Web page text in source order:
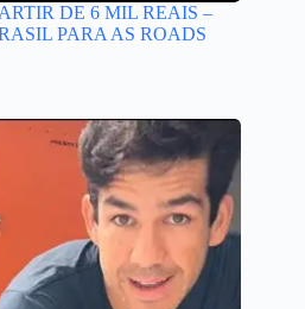
DE 6 MIL REAIS –
PARA AS ROADS